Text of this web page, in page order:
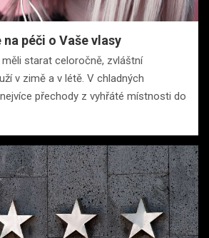
péči o Vaše vlasy
starat celoročně, zvláštní
v zimě a v létě. V chladných
přechody z vyhřáté místnosti do